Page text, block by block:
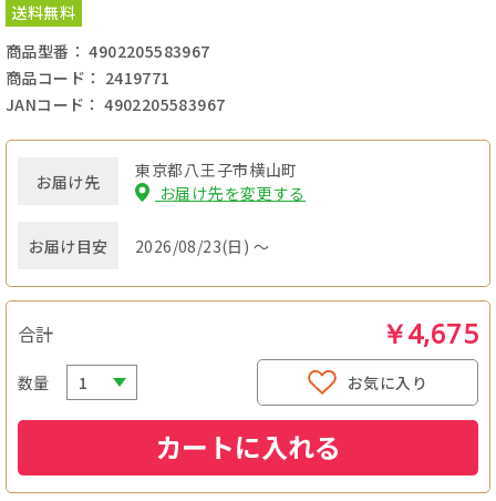
送料無料
商品型番： 4902205583967
商品コード： 2419771
JANコード： 4902205583967
お届け先
東京都八王子市横山町
お届け先を変更する
お届け目安 2026/08/23(日) ～
合計 ￥4,675
数量 お気に入り
カートに入れる